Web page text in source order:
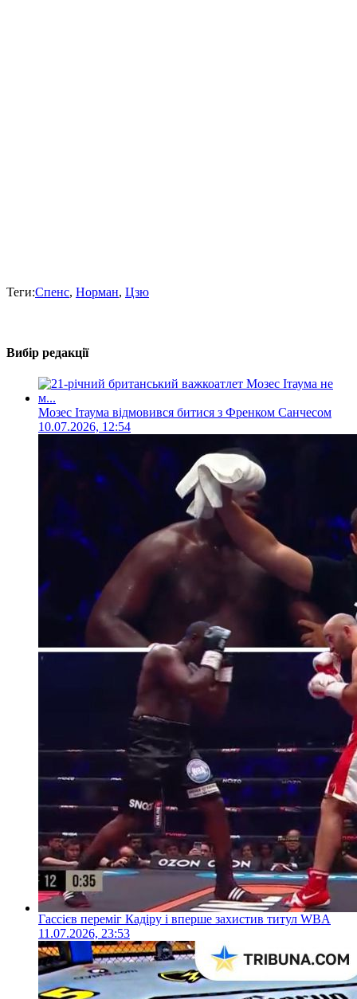
Теги:Спенс, Норман, Цзю
Вибір редакції
Мозес Ітаума відмовився битися з Френком Санчесом
10.07.2026, 12:54
Гассієв переміг Кадіру і вперше захистив титул WBA
11.07.2026, 23:53